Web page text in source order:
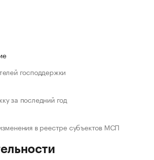
господдержки
за последний год
в реестре субъектов МСП